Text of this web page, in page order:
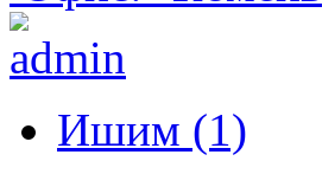
Ишим (1)